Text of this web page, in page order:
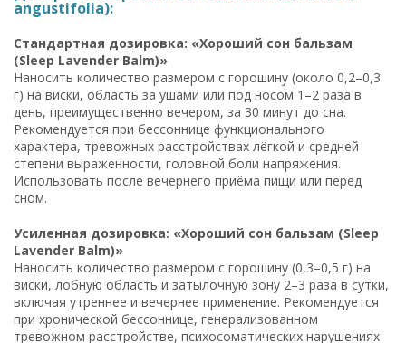
angustifolia):
Стандартная дозировка: «Хороший сон бальзам
(Sleep Lavender Balm)»
Наносить количество размером с горошину (около 0,2–0,3
г) на виски, область за ушами или под носом 1–2 раза в
день, преимущественно вечером, за 30 минут до сна.
Рекомендуется при бессоннице функционального
характера, тревожных расстройствах лёгкой и средней
степени выраженности, головной боли напряжения.
Использовать после вечернего приёма пищи или перед
сном.
Усиленная дозировка: «Хороший сон бальзам (Sleep
Lavender Balm)»
Наносить количество размером с горошину (0,3–0,5 г) на
виски, лобную область и затылочную зону 2–3 раза в сутки,
включая утреннее и вечернее применение. Рекомендуется
при хронической бессоннице, генерализованном
тревожном расстройстве, психосоматических нарушениях